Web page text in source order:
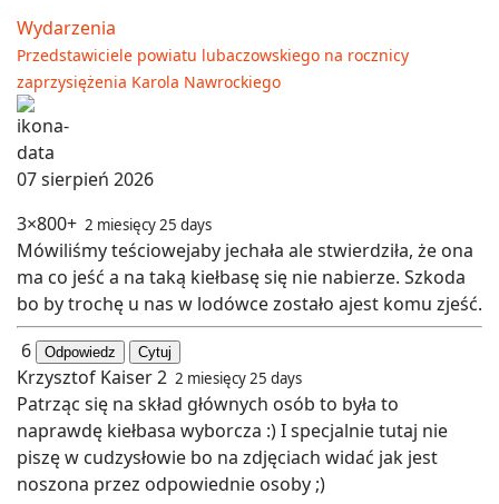
Wydarzenia
Przedstawiciele powiatu lubaczowskiego na rocznicy
zaprzysiężenia Karola Nawrockiego
07 sierpień 2026
3×800+ 2 miesięcy 25 days
Mówiliśmy teściowejaby jechała ale stwierdziła, że ona
ma co jeść a na taką kiełbasę się nie nabierze. Szkoda
bo by trochę u nas w lodówce zostało ajest komu zjeść.
6
Odpowiedz Cytuj
Krzysztof Kaiser 2 2 miesięcy 25 days
Patrząc się na skład głównych osób to była to
naprawdę kiełbasa wyborcza :) I specjalnie tutaj nie
piszę w cudzysłowie bo na zdjęciach widać jak jest
noszona przez odpowiednie osoby ;)